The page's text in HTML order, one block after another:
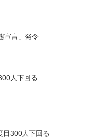
宣言」発令
人下回る
300人下回る